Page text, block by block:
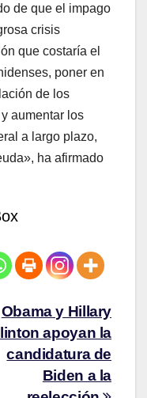
de que el impago
crisis
que costaría el
poner en
de los
aumentar los
a largo plazo,
ha afirmado
Obama y Hillary
apoyan la
candidatura de
Biden a la